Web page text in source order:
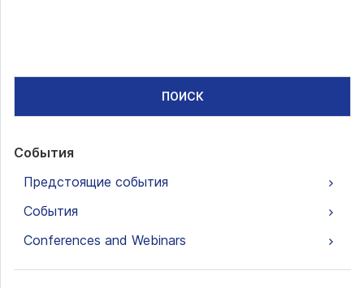
ПОИСК
События
Предстоящие события
События
Conferences and Webinars